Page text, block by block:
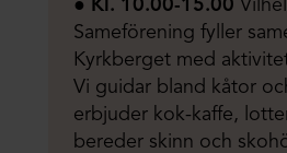
●
Kl. 10.00-15.00
Sameförening fyller
Kyrkberget med
Vi guidar bland kåtor
erbjuder kok-kaffe,
bereder skinn och